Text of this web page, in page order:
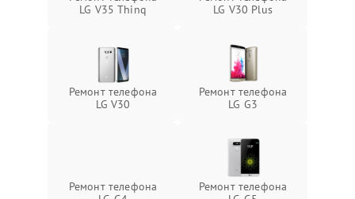
LG V35 Thinq
LG V30 Plus
Ремонт телефона
LG V30
Ремонт телефона
LG G3
Ремонт телефона
Ремонт телефона